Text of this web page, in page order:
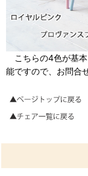
こちらの4色が基本
能ですので、お問合